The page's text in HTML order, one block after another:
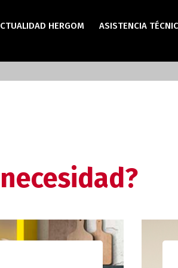
HERGOM ASISTENCIA